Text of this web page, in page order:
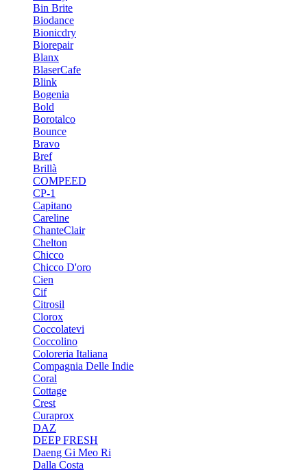
Bin Brite
Biodance
Bionicdry
Biorepair
Blanx
BlaserCafe
Blink
Bogenia
Bold
Borotalco
Bounce
Bravo
Bref
Brillà
COMPEED
CP-1
Capitano
Careline
ChanteСlair
Chelton
Chicco
Chicco D'oro
Cien
Cif
Citrosil
Clorox
Coccolatevi
Coccolino
Coloreria Italiana
Compagnia Delle Indie
Coral
Cottage
Crest
Curaprox
DAZ
DEEP FRESH
Daeng Gi Meo Ri
Dalla Costa